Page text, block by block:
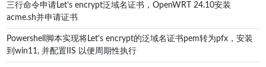
三行命令申请Let's encrypt泛域名证书，OpenWRT 24.10安装
acme.sh并申请证书
Powershell脚本实现将Let's encrypt的泛域名证书pem转为pfx，安装
到win11, 并配置IIS 以便周期性执行